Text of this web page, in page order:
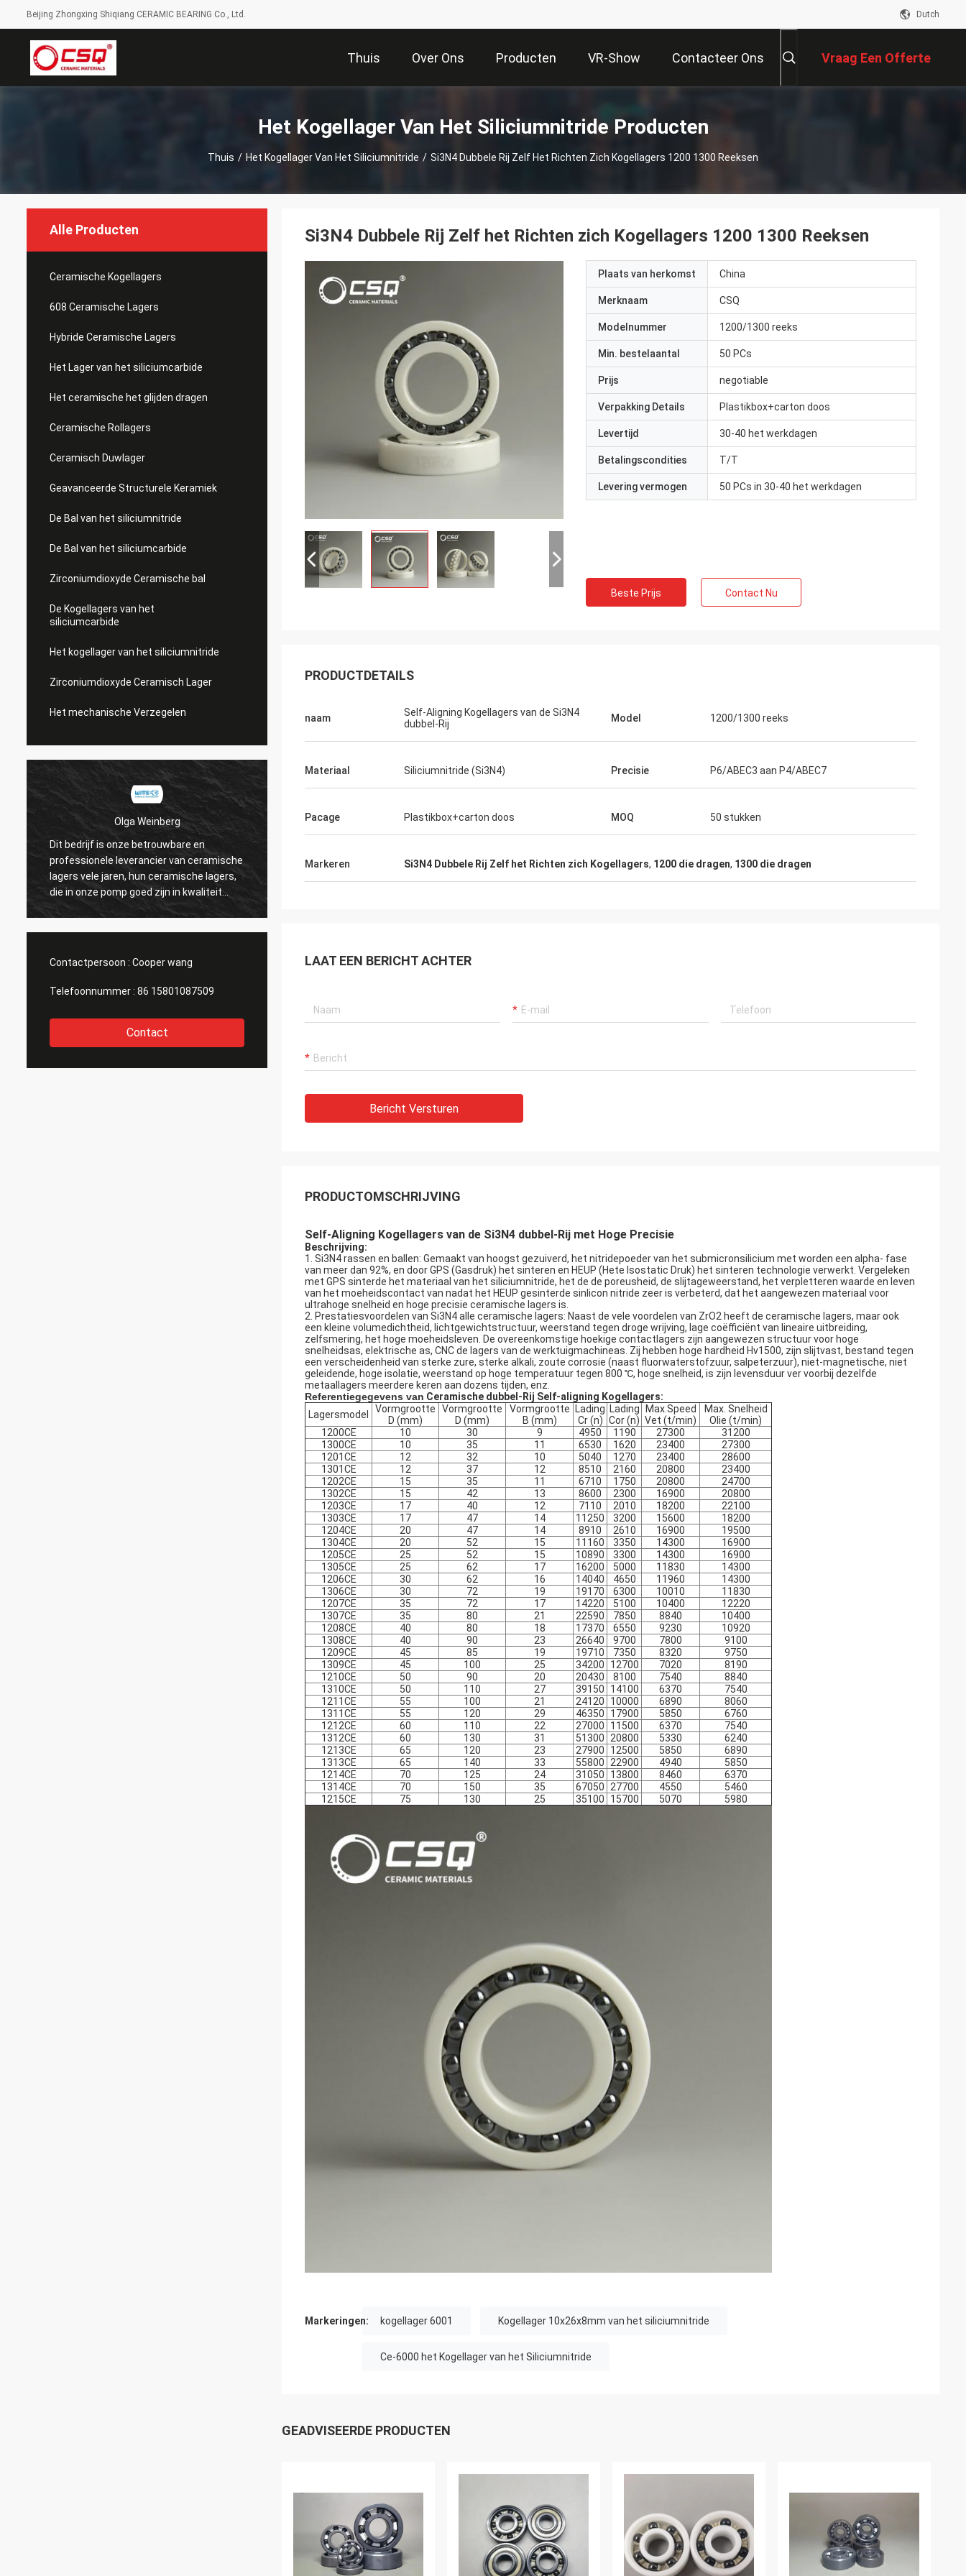
Beijing Zhongxing Shiqiang CERAMIC BEARING Co., Ltd. Dutch
Thuis Over Ons Producten VR-Show Contacteer Ons Vraag Een Offerte
Het Kogellager Van Het Siliciumnitride Producten
Thuis / Het Kogellager Van Het Siliciumnitride / Si3N4 Dubbele Rij Zelf Het Richten Zich Kogellagers 1200 1300 Reeksen
Alle Producten
Ceramische Kogellagers
608 Ceramische Lagers
Hybride Ceramische Lagers
Het Lager van het siliciumcarbide
Het ceramische het glijden dragen
Ceramische Rollagers
Ceramisch Duwlager
Geavanceerde Structurele Keramiek
De Bal van het siliciumnitride
De Bal van het siliciumcarbide
Zirconiumdioxyde Ceramische bal
De Kogellagers van het
siliciumcarbide
Het kogellager van het siliciumnitride
Zirconiumdioxyde Ceramisch Lager
Het mechanische Verzegelen
Olga Weinberg
Dit bedrijf is onze betrouwbare en
professionele leverancier van ceramische
lagers vele jaren, hun ceramische lagers,
die in onze pomp goed zijn in kwaliteit
worden gebruikt.
precisie, goede kwaliteit en goedkoop. Wij
hebben samenwerking vele jaren.
Contactpersoon : Cooper wang
Telefoonnummer : 86 15801087509
Contact
Si3N4 Dubbele Rij Zelf het Richten zich Kogellagers 1200 1300 Reeksen
Plaats van herkomst China
Merknaam CSQ
Modelnummer 1200/1300 reeks
Min. bestelaantal 50 PCs
Prijs negotiable
Verpakking Details Plastikbox+carton doos
Levertijd 30-40 het werkdagen
Betalingscondities T/T
Levering vermogen 50 PCs in 30-40 het werkdagen
Beste Prijs Contact Nu
PRODUCTDETAILS
naam
Self-Aligning Kogellagers van de Si3N4
dubbel-Rij
Model 1200/1300 reeks
Materiaal Siliciumnitride (Si3N4) Precisie P6/ABEC3 aan P4/ABEC7
Pacage Plastikbox+carton doos MOQ 50 stukken
Markeren Si3N4 Dubbele Rij Zelf het Richten zich Kogellagers, 1200 die dragen, 1300 die dragen
LAAT EEN BERICHT ACHTER
Bericht Versturen
PRODUCTOMSCHRIJVING
Self-Aligning Kogellagers van de Si3N4 dubbel-Rij met Hoge Precisie
Beschrijving:
1. Si3N4 rassen en ballen: Gemaakt van hoogst gezuiverd, het nitridepoeder van het submicronsilicium met worden een alpha- fase
van meer dan 92%, en door GPS (Gasdruk) het sinteren en HEUP (Hete Isostatic Druk) het sinteren technologie verwerkt. Vergeleken
met GPS sinterde het materiaal van het siliciumnitride, het de de poreusheid, de slijtageweerstand, het verpletteren waarde en leven
van het moeheidscontact van nadat het HEUP gesinterde sinlicon nitride zeer is verbeterd, dat het aangewezen materiaal voor
ultrahoge snelheid en hoge precisie ceramische lagers is.
2. Prestatiesvoordelen van Si3N4 alle ceramische lagers: Naast de vele voordelen van ZrO2 heeft de ceramische lagers, maar ook
een kleine volumedichtheid, lichtgewichtstructuur, weerstand tegen droge wrijving, lage coëfficiënt van lineaire uitbreiding,
zelfsmering, het hoge moeheidsleven. De overeenkomstige hoekige contactlagers zijn aangewezen structuur voor hoge
snelheidsas, elektrische as, CNC de lagers van de werktuigmachineas. Zij hebben hoge hardheid Hv1500, zijn slijtvast, bestand tegen
een verscheidenheid van sterke zure, sterke alkali, zoute corrosie (naast fluorwaterstofzuur, salpeterzuur), niet-magnetische, niet
geleidende, hoge isolatie, weerstand op hoge temperatuur tegen 800 ℃, hoge snelheid, is zijn levensduur ver voorbij dezelfde
metaallagers meerdere keren aan dozens tijden, enz.
Referentiegegevens van Ceramische dubbel-Rij Self-aligning Kogellagers:
Lagersmodel
Vormgrootte
D (mm)
Vormgrootte
D (mm)
Vormgrootte
B (mm)
Lading
Cr (n)
Lading
Cor (n)
Max.Speed
Vet (t/min)
Max. Snelheid
Olie (t/min)
1200CE
10 30 9 4950 1190 27300
31200
1300CE
10 35 11 6530 1620 23400
27300
1201CE
12 32 10 5040 1270 23400
28600
1301CE
12 37 12 8510 2160 20800
23400
1202CE
15 35 11 6710 1750 20800
24700
1302CE
15 42 13 8600 2300 16900
20800
1203CE
17 40 12 7110 2010 18200
22100
1303CE
17 47 14 11250 3200 15600
18200
1204CE
20 47 14 8910 2610 16900
19500
1304CE
20 52 15 11160 3350 14300
16900
1205CE
25 52 15 10890 3300 14300
16900
1305CE
25 62 17 16200 5000 11830
14300
1206CE
30 62 16 14040 4650 11960
14300
1306CE
30 72 19 19170 6300 10010
11830
1207CE
35 72 17 14220 5100 10400
12220
1307CE
35 80 21 22590 7850 8840
10400
1208CE
40 80 18 17370 6550 9230
10920
1308CE
40 90 23 26640 9700 7800
9100
1209CE
45 85 19 19710 7350 8320
9750
1309CE
45 100 25 34200 12700 7020
8190
1210CE
50 90 20 20430 8100 7540
8840
1310CE
50 110 27 39150 14100 6370
7540
1211CE
55 100 21 24120 10000 6890
8060
1311CE
55 120 29 46350 17900 5850
6760
1212CE
60 110 22 27000 11500 6370
7540
1312CE
60 130 31 51300 20800 5330
6240
1213CE
65 120 23 27900 12500 5850
6890
1313CE
65 140 33 55800 22900 4940
5850
1214CE
70 125 24 31050 13800 8460
6370
1314CE
70 150 35 67050 27700 4550
5460
1215CE
75 130 25 35100 15700 5070 5980
Markeringen: kogellager 6001 Kogellager 10x26x8mm van het siliciumnitride
Ce-6000 het Kogellager van het Siliciumnitride
GEADVISEERDE PRODUCTEN